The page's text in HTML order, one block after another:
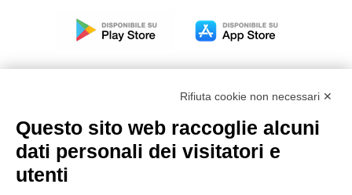
Modello organizzativo, gestione e controllo – D. lgs.
231/2001
Rifiuta cookie non necessari ✕
Questo sito web raccoglie alcuni
dati personali dei visitatori e
utenti